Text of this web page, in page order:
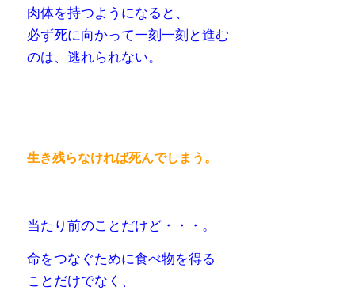
肉体を持つようになると、
必ず死に向かって一刻一刻と進む
のは、逃れられない。
生き残らなければ死んでしまう。
当たり前のことだけど・・・。
命をつなぐために食べ物を得る
ことだけでなく、